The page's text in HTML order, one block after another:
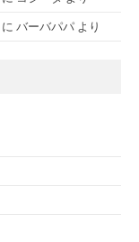
に バーバパパ より